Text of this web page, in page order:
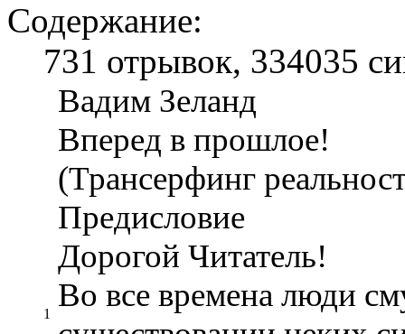
Содержание:
731 отрывок, 334035
1
Вадим Зеланд
Вперед в прошлое!
(Трансерфинг
Предисловие
Дорогой Читатель!
Во все времена люди